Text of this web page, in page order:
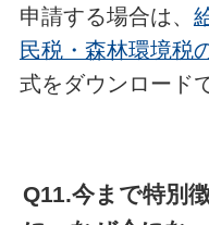
申請する場合は、
民税・森林環境税
式をダウンロード
Q11.今まで特別